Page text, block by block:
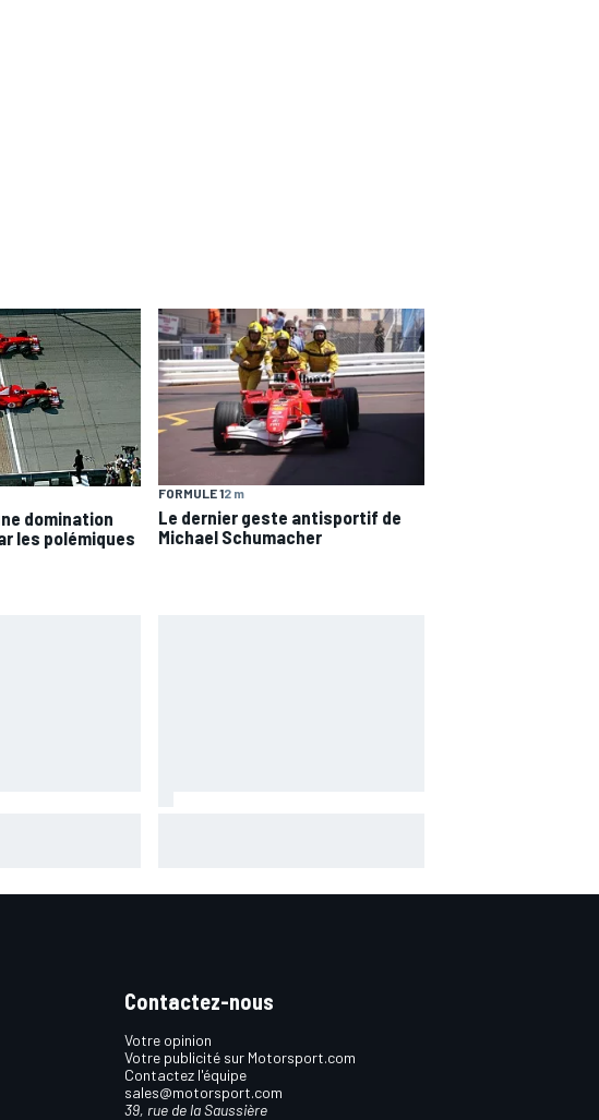
domination
les polémiques
FORMULE 12 m
Le dernier geste antisportif de
Michael Schumacher
Contactez-nous
Votre opinion
Votre publicité sur Motorsport.com
Contactez l'équipe
sales@motorsport.com
39, rue de la Saussière